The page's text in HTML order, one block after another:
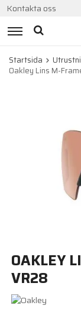
Kontakta oss
Startsida
Oakley Lins M-
OAKLEY
VR28